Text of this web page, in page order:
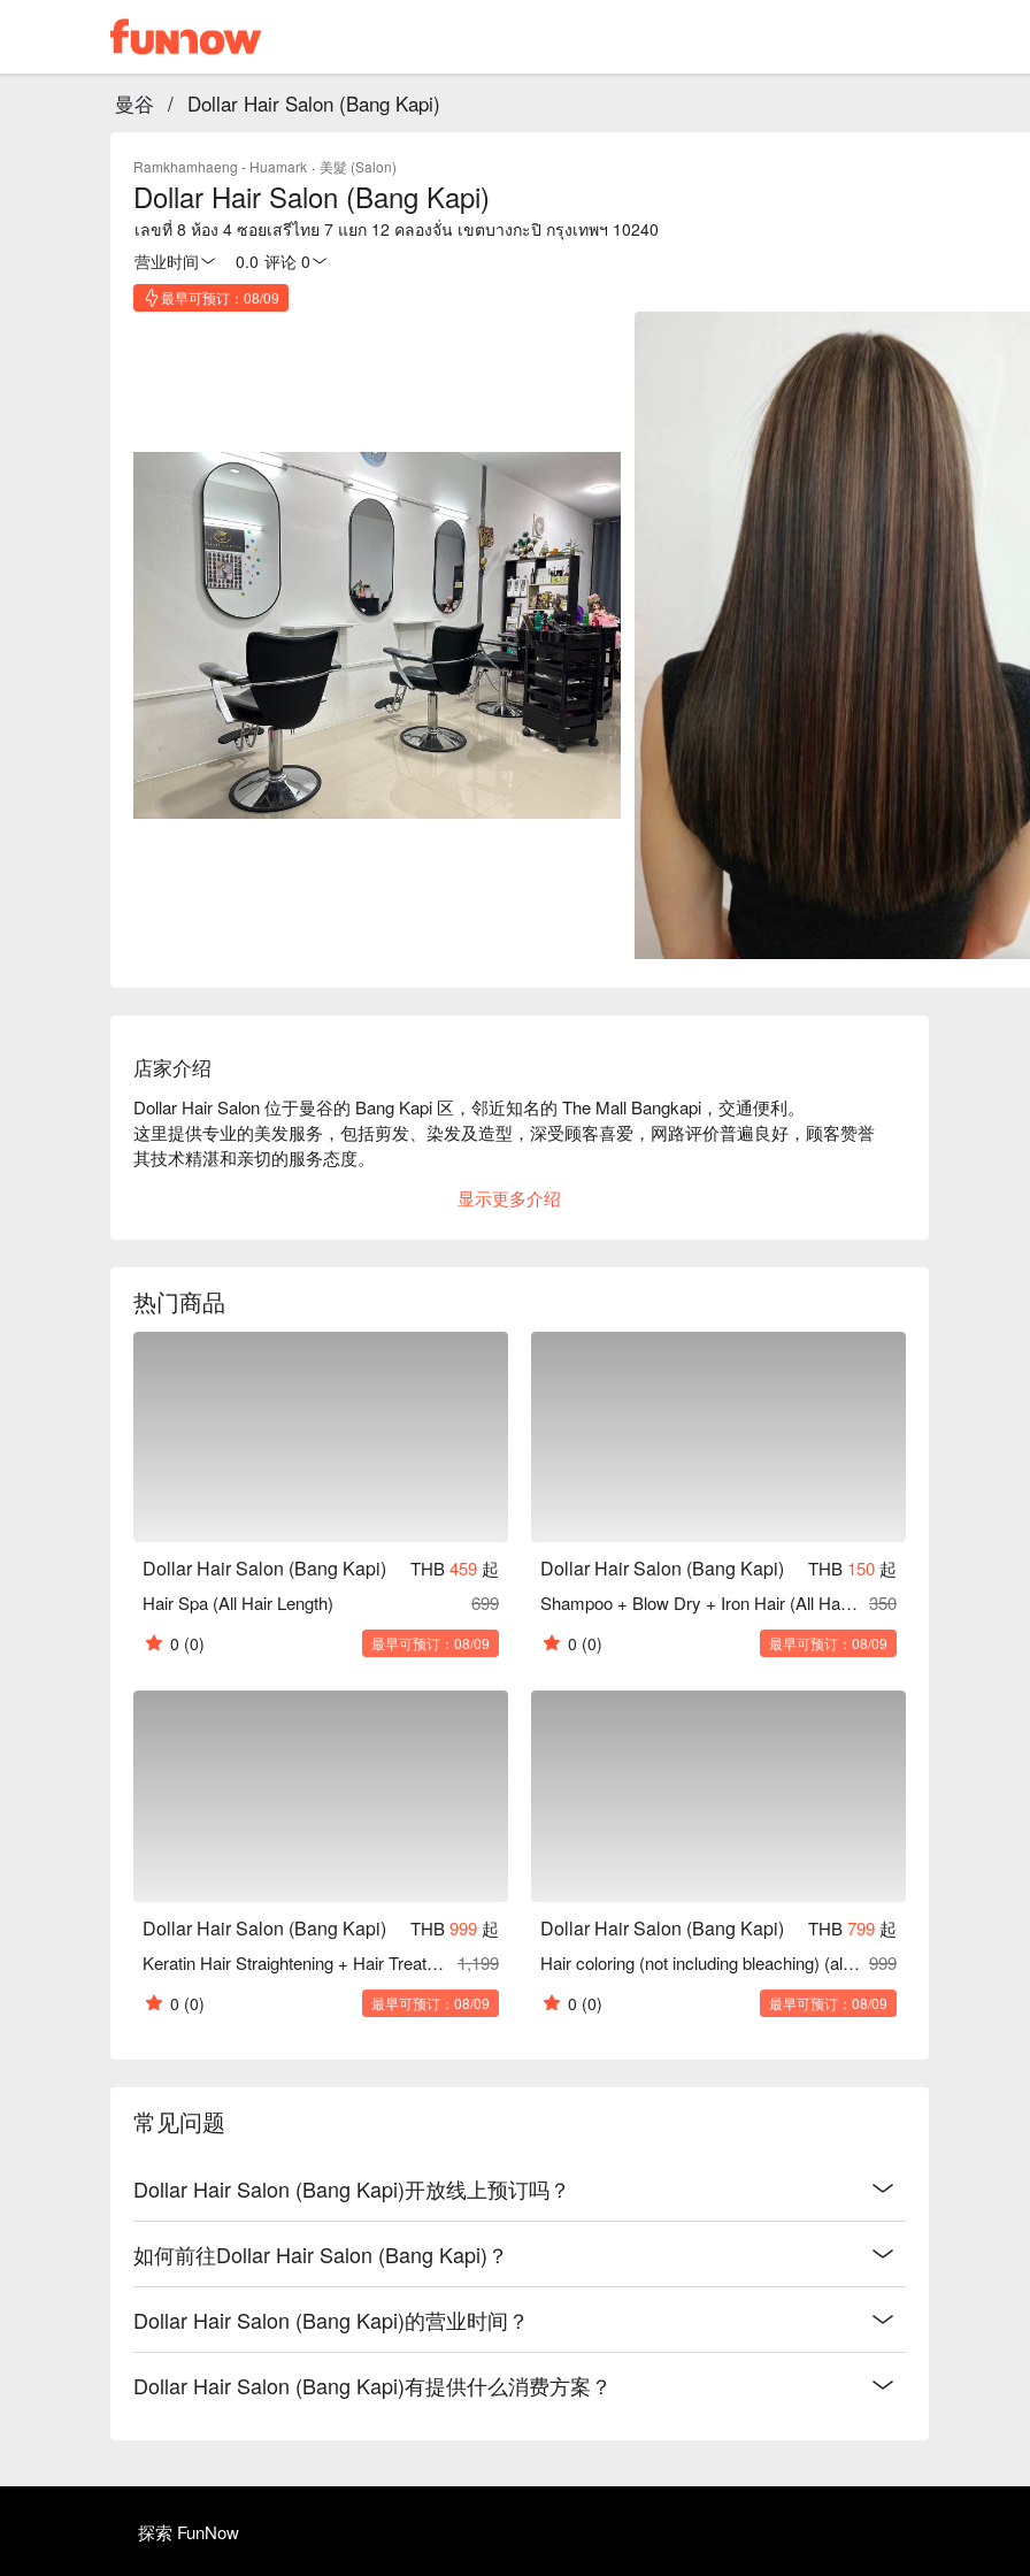
曼谷 / Dollar Hair Salon (Bang Kapi)
Ramkhamhaeng - Huamark · 美髮 (Salon)
Dollar Hair Salon (Bang Kapi)
เลขที่ 8 ห้อง 4 ซอยเสรีไทย 7 แยก 12 คลองจั่น เขตบางกะปิ กรุงเทพฯ 10240
营业时间
0.0 评论 0
最早可预订：08/09
店家介绍
Dollar Hair Salon 位于曼谷的 Bang Kapi 区，邻近知名的 The Mall Bangkapi，交通便利。
这里提供专业的美发服务，包括剪发、染发及造型，深受顾客喜爱，网路评价普遍良好，顾客赞誉
其技术精湛和亲切的服务态度。
显示更多介绍
热门商品
Dollar Hair Salon (Bang Kapi) THB459 起
Hair Spa (All Hair Length)
699
0 (0) 最早可预订：08/09
Dollar Hair Salon (Bang Kapi) THB 150 起
Shampoo + Blow Dry + Iron Hair (All Hair Length) 350
0 (0) 最早可预订：08/09
Dollar Hair Salon (Bang Kapi) THB999 起
Keratin Hair Straightening + Hair Treatment + Detox (All Hair Length)(240min)
1,199
0 (0) 最早可预订：08/09
Dollar Hair Salon (Bang Kapi) THB799 起
Hair coloring (not including bleaching) (all lengths)(120 min) 999
0 (0) 最早可预订：08/09
常见问题
Dollar Hair Salon (Bang Kapi)开放线上预订吗？
如何前往Dollar Hair Salon (Bang Kapi)？
Dollar Hair Salon (Bang Kapi)的营业时间？
Dollar Hair Salon (Bang Kapi)有提供什么消费方案？
探索 FunNow